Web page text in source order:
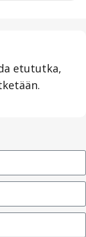
etututka,